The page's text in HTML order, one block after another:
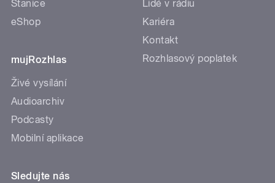
Stanice
eShop
mujRozhlas
Živé vysílání
Audioarchiv
Podcasty
Mobilní aplikace
Lidé v rádiu
Kariéra
Kontakt
Rozhlasový poplatek
Sledujte nás